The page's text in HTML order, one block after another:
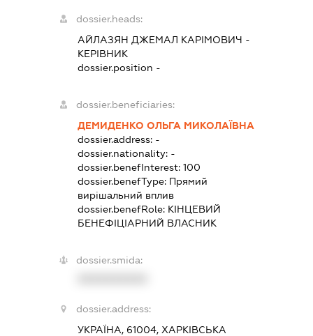
dossier.heads:
АЙЛАЗЯН ДЖЕМАЛ КАРІМОВИЧ -
КЕРІВНИК
dossier.position -
dossier.beneficiaries:
ДЕМИДЕНКО ОЛЬГА МИКОЛАЇВНА
dossier.address: -
dossier.nationality: -
dossier.benefInterest:100
dossier.benefType: Прямий
вирішальний вплив
dossier.benefRole: КІНЦЕВИЙ
БЕНЕФІЦІАРНИЙ ВЛАСНИК
dossier.smida:
dossier.address:
УКРАЇНА, 61004, ХАРКІВСЬКА